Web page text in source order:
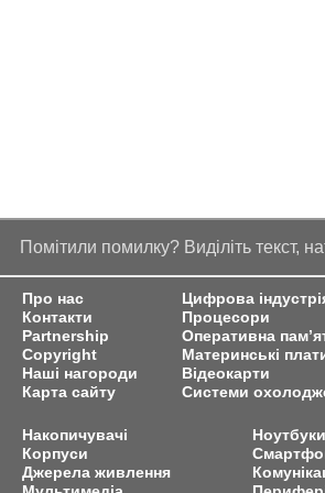
Помітили помилку? Виділіть текст,
Про нас
Контакти
Partnership
Copyright
Наші нагороди
Карта сайту
Цифрова
Процесори
Оперативна
Материнські
Відеокарти
Системи
Накопичувачі
Корпуси
Джерела живлення